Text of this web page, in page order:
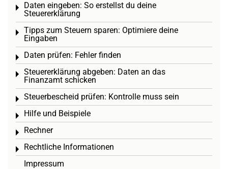
Daten eingeben: So erstellst du deine
Steuererklärung
Toggle menu
Tipps zum Steuern sparen: Optimiere deine
Eingaben
Toggle menu
Daten prüfen: Fehler finden
Toggle menu
Steuererklärung abgeben: Daten an das
Finanzamt schicken
Toggle menu
Steuerbescheid prüfen: Kontrolle muss sein
Toggle menu
Hilfe und Beispiele
Toggle menu
Rechner
Toggle menu
Rechtliche Informationen
Toggle menu
Impressum